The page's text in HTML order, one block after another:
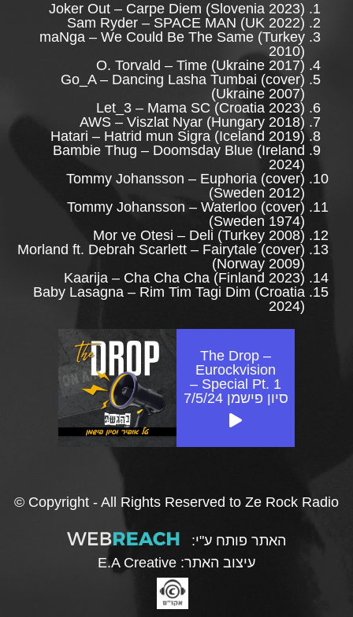
Joker Out – Carpe Diem (Slovenia 2023)
Sam Ryder – SPACE MAN (UK 2022)
maNga – We Could Be The Same (Turkey
2010)
O. Torvald – Time (Ukraine 2017)
Go_A – Dancing Lasha Tumbai (cover)
(Ukraine 2007)
Let_3 – Mama SC (Croatia 2023)
AWS – Viszlat Nyar (Hungary 2018)
Hatari – Hatrid mun Sigra (Iceland 2019)
Bambie Thug – Doomsday Blue (Ireland
2024)
Tommy Johansson – Euphoria (cover)
(Sweden 2012)
Tommy Johansson – Waterloo (cover)
(Sweden 1974)
Mor ve Otesi – Deli (Turkey 2008)
Morland ft. Debrah Scarlett – Fairytale (cover)
(Norway 2009)
Kaarija – Cha Cha Cha (Finland 2023)
Baby Lasagna – Rim Tim Tagi Dim (Croatia
2024)
The Drop –
Eurockvision
Special Pt. 1 –
סיון פישמן 7/5/24
© Copyright - All Rights Reserved to Ze Rock Radio
האתר פותח ע"י:
עיצוב האתר: E.A Creative